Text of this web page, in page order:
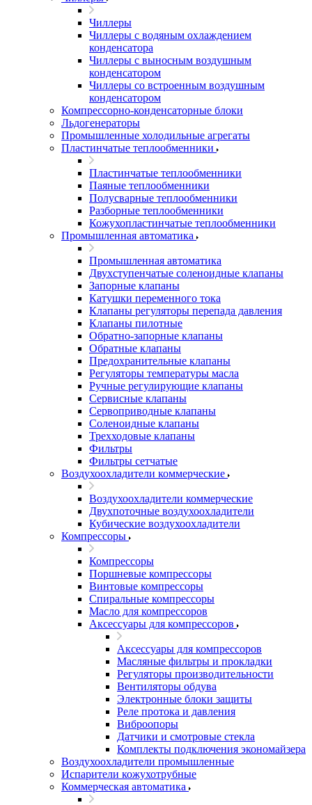
Чиллеры
Чиллеры с водяным охлаждением
конденсатора
Чиллеры с выносным воздушным
конденсатором
Чиллеры со встроенным воздушным
конденсатором
Компрессорно-конденсаторные блоки
Льдогенераторы
Промышленные холодильные агрегаты
Пластинчатые теплообменники
Пластинчатые теплообменники
Паяные теплообменники
Полусварные теплообменники
Разборные теплообменники
Кожухопластинчатые теплообменники
Промышленная автоматика
Промышленная автоматика
Двухступенчатые соленоидные клапаны
Запорные клапаны
Катушки переменного тока
Клапаны регуляторы перепада давления
Клапаны пилотные
Обратно-запорные клапаны
Обратные клапаны
Предохранительные клапаны
Регуляторы температуры масла
Ручные регулирующие клапаны
Сервисные клапаны
Сервоприводные клапаны
Соленоидные клапаны
Трехходовые клапаны
Фильтры
Фильтры сетчатые
Воздухоохладители коммерческие
Воздухоохладители коммерческие
Двухпоточные воздухоохладители
Кубические воздухоохладители
Компрессоры
Компрессоры
Поршневые компрессоры
Винтовые компрессоры
Спиральные компрессоры
Масло для компрессоров
Аксессуары для компрессоров
Аксессуары для компрессоров
Масляные фильтры и прокладки
Регуляторы производительности
Вентиляторы обдува
Электронные блоки защиты
Реле протока и давления
Виброопоры
Датчики и смотровые стекла
Комплекты подключения экономайзера
Воздухоохладители промышленные
Испарители кожухотрубные
Коммерческая автоматика